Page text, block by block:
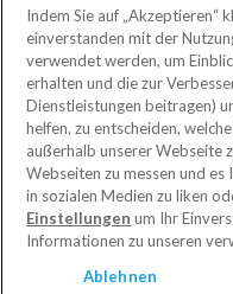
Eingetragener Firmensitz: 2nd
Richmond,
AttractionTickets.com is a
the owners of UK Trademark
Registered in England with
Indem Sie auf „Akzeptieren“
einverstanden mit der
verwendet werden, um
erhalten und die zur
Dienstleistungen beitragen)
helfen, zu entscheiden,
außerhalb unserer Webseite
Webseiten zu messen und es
in sozialen Medien zu liken
Einstellungen um Ihr
Informationen zu unseren
Ablehnen